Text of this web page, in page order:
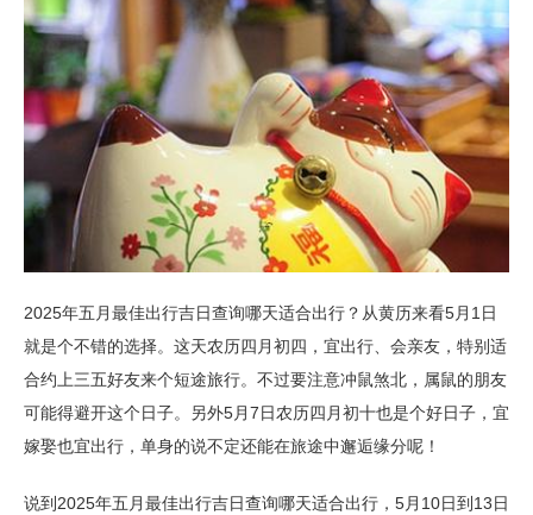
星座
2025年五月最佳出行吉日查询哪天适合出行？从黄历来看5月1日
就是个不错的选择。这天农历四月初四，宜出行、会亲友，特别适
合约上三五好友来个短途旅行。不过要注意冲鼠煞北，属鼠的朋友
可能得避开这个日子。另外5月7日农历四月初十也是个好日子，宜
嫁娶也宜出行，单身的说不定还能在旅途中邂逅缘分呢！
说到2025年五月最佳出行吉日查询哪天适合出行，5月10日到13日